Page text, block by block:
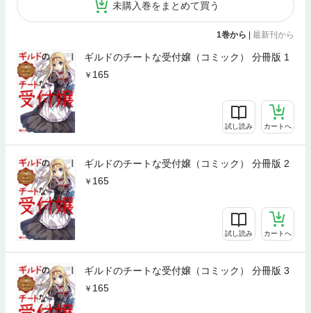
未購入巻をまとめて買う
1巻から | 最新刊から
ギルドのチートな受付嬢（コミック） 分冊版 1
165
試し読み カートへ
ギルドのチートな受付嬢（コミック） 分冊版 2
165
試し読み カートへ
ギルドのチートな受付嬢（コミック） 分冊版 3
165